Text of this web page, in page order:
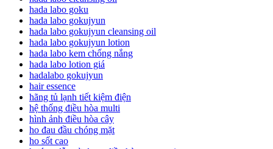
hada labo goku
hada labo gokujyun
hada labo gokujyun cleansing oil
hada labo gokujyun lotion
hada labo kem chống nắng
hada labo lotion giá
hadalabo gokujyun
hair essence
hãng tủ lạnh tiết kiệm điện
hệ thống điều hòa multi
hình ảnh điều hòa cây
ho đau đầu chóng mặt
ho sốt cao